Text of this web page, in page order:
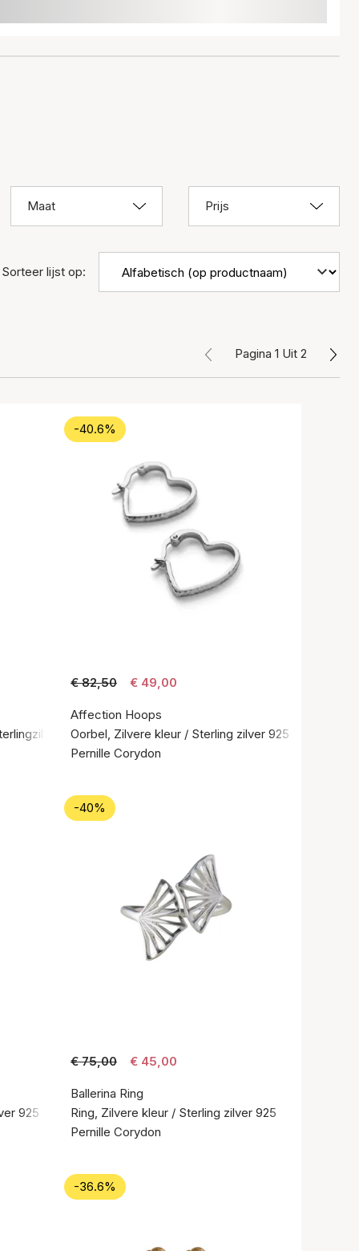
Maat Prijs
Sorteer lijst op:
Pagina 1 Uit 2
925
-40.6%
€ 82,50 € 49,00
Affection Hoops
Oorbel, Zilvere kleur / Sterling zilver 925
Pernille Corydon
925
-40%
€ 75,00 € 45,00
Ballerina Ring
Ring, Zilvere kleur / Sterling zilver 925
Pernille Corydon
-36.6%